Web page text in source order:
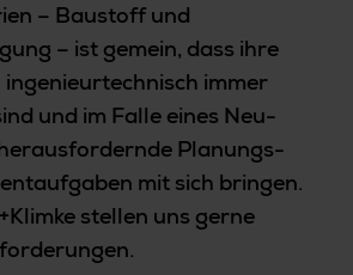
– Baustoff und
– ist gemein, dass ihre
immer
und im Falle eines Neu-
Planungs-
mit sich bringen.
stellen uns gerne